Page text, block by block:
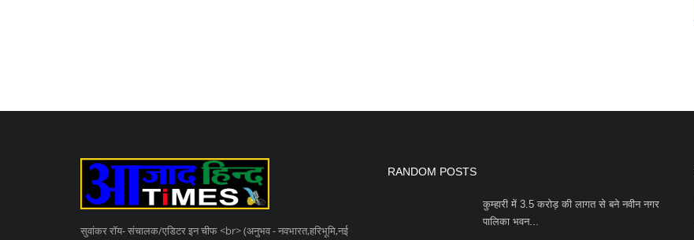
सुवांकर रॉय- संचालक/एडिटर इन चीफ <br> (अनुभव - नवभारत,हरिभूमि,नई
RANDOM POSTS
कुम्हारी में 3.5 करोड़ की लागत से बने नवीन नगर
पालिका भवन...